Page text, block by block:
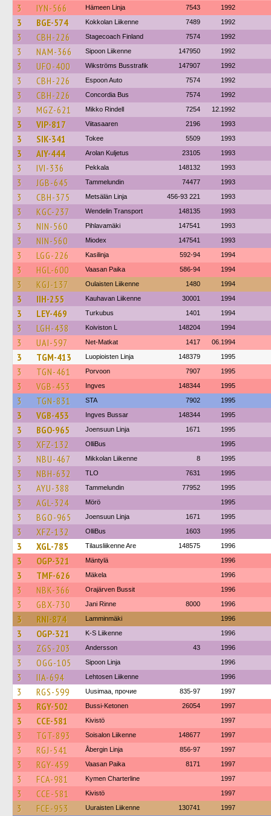
3 IYN-566 Hämeen Linja 7543 1992
3 BGE-574 Kokkolan Liikenne 7489 1992
3 CBH-226 Stagecoach Finland 7574 1992
3 NAM-366 Sipoon Liikenne 147950 1992
3 UFO-400 Wikströms Busstrafik 147907 1992
3 CBH-226 Espoon Auto 7574 1992
3 CBH-226 Concordia Bus 7574 1992
3 MGZ-621 Mikko Rindell 7254 12.1992
3 VIP-817 Viitasaaren 2196 1993
3 SIK-341 Tokee 5509 1993
3 AIY-444 Arolan Kuljetus 23105 1993
3 IVI-336 Pekkala 148132 1993
3 JGB-645 Tammelundin 74477 1993
3 CBH-375 Metsälän Linja 456-93 221 1993
3 KGC-237 Wendelin Transport 148135 1993
3 NIN-560 Pihlavamäki 147541 1993
3 NIN-560 Miodex 147541 1993
3 LGG-226 Kasilinja 592-94 1994
3 HGL-600 Vaasan Paika 586-94 1994
3 KGJ-137 Oulaisten Liikenne 1480 1994
3 IIH-255 Kauhavan Liikenne 30001 1994
3 LEY-469 Turkubus 1401 1994
3 LGH-438 Koiviston L 148204 1994
3 UAI-597 Net-Matkat 1417 06.1994
3 TGM-413 Luopioisten Linja 148379 1995
3 TGN-461 Porvoon 7907 1995
3 VGB-453 Ingves 148344 1995
3 TGN-831 STA 7902 1995
3 VGB-453 Ingves Bussar 148344 1995
3 BGO-965 Joensuun Linja 1671 1995
3 XFZ-132 OlliBus 1995
3 NBU-467 Mikkolan Liikenne 8 1995
3 NBH-632 TLO 7631 1995
3 AYU-388 Tammelundin 77952 1995
3 AGL-324 Mörö 1995
3 BGO-965 Joensuun Linja 1671 1995
3 XFZ-132 OlliBus 1603 1995
3 XGL-785 Tilausliikenne Are 148575 1996
3 OGP-321 Mäntylä 1996
3 TMF-626 Mäkela 1996
3 NBK-366 Orajärven Bussit 1996
3 GBX-730 Jani Rinne 8000 1996
3 RNI-874 Lamminmäki 1996
3 OGP-321 K-S Liikenne 1996
3 ZGS-203 Andersson 43 1996
3 OGG-105 Sipoon Linja 1996
3 IIA-694 Lehtosen Liikenne 1996
3 RGS-599 Uusimaa, прочие 835-97 1997
3 RGY-502 Bussi-Ketonen 26054 1997
3 CCE-581 Kivistö 1997
3 TGT-893 Soisalon Liikenne 148677 1997
3 RGJ-541 Åbergin Linja 856-97 1997
3 RGY-459 Vaasan Paika 8171 1997
3 FCA-981 Kymen Charterline 1997
3 CCE-581 Kivistö 1997
3 FCE-953 Uuraisten Liikenne 130741 1997